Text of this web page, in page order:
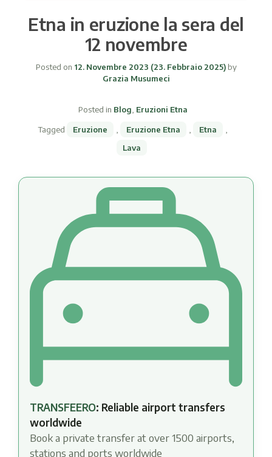
Etna in eruzione la sera del
12 novembre
Posted on 12. Novembre 2023 (23. Febbraio 2025) by
Grazia Musumeci
Posted in Blog Eruzioni Etna
Tagged Eruzione Eruzione Etna Etna
Lava
TRANSFEERO: Reliable airport transfers
worldwide
Book a private transfer at over 1500 airports,
stations and ports worldwide